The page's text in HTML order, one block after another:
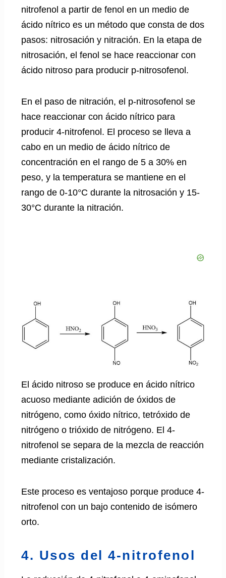
nitrofenol a partir de fenol en un medio de
ácido nítrico es un método que consta de dos
pasos: nitrosación y nitración. En la etapa de
nitrosación, el fenol se hace reaccionar con
ácido nitroso para producir p-nitrosofenol.
En el paso de nitración, el p-nitrosofenol se
hace reaccionar con ácido nítrico para
producir 4-nitrofenol. El proceso se lleva a
cabo en un medio de ácido nítrico de
concentración en el rango de 5 a 30% en
peso, y la temperatura se mantiene en el
rango de 0-10°C durante la nitrosación y 15-
30°C durante la nitración.
El ácido nitroso se produce en ácido nítrico
acuoso mediante adición de óxidos de
nitrógeno, como óxido nítrico, tetróxido de
nitrógeno o trióxido de nitrógeno. El 4-
nitrofenol se separa de la mezcla de reacción
mediante cristalización.
Este proceso es ventajoso porque produce 4-
nitrofenol con un bajo contenido de isómero
orto.
4. Usos del 4-nitrofenol